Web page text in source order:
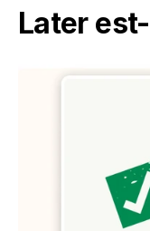
Later